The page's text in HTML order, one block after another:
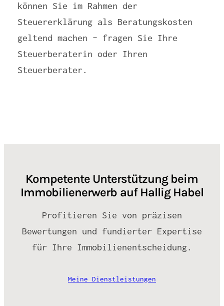
können Sie im Rahmen der
Steuererklärung als Beratungskosten
geltend machen – fragen Sie Ihre
Steuerberaterin oder Ihren
Steuerberater.
Kompetente Unterstützung beim
Immobilienerwerb auf Hallig Habel
Profitieren Sie von präzisen
Bewertungen und fundierter Expertise
für Ihre Immobilienentscheidung.
Meine Dienstleistungen